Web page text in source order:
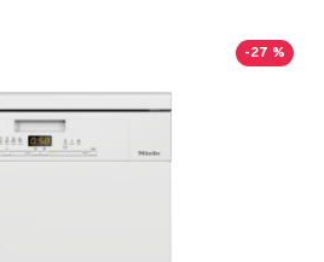
-27 %